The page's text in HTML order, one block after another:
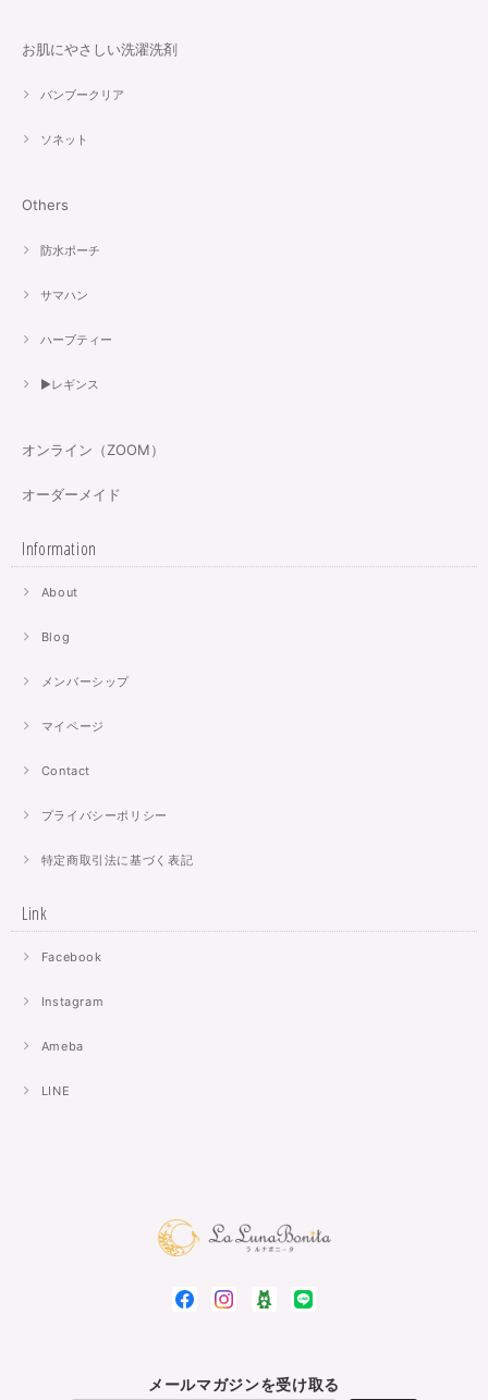
お肌にやさしい洗濯洗剤
バンブークリア
ソネット
Others
防水ポーチ
サマハン
ハーブティー
▶︎レギンス
オンライン（ZOOM）
オーダーメイド
Information
About
Blog
メンバーシップ
マイページ
Contact
プライバシーポリシー
特定商取引法に基づく表記
Link
Facebook
Instagram
Ameba
LINE
メールマガジンを受け取る